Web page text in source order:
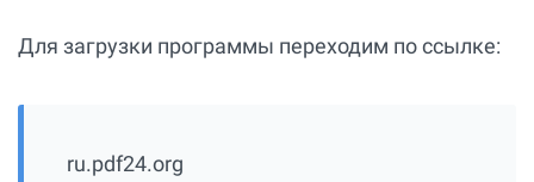
Для загрузки программы переходим по ссылке:
ru.pdf24.org